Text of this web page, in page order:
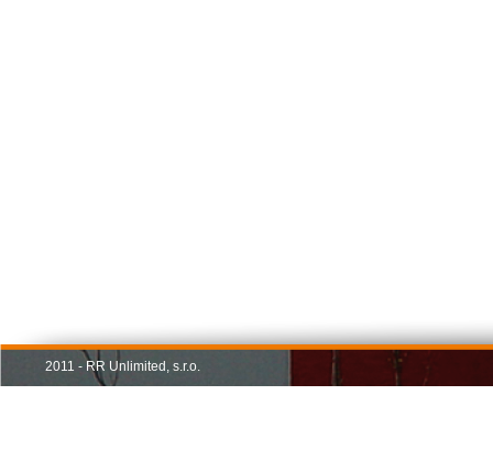
2011 - RR Unlimited, s.r.o.